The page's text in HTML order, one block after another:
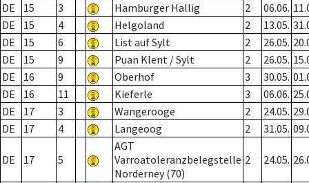
DE
15 3 Hamburger Hallig 2 06.06.
DE
15 4 Helgoland 2 13.05.
DE
15 6 List auf Sylt 2 26.05.
DE
15 9 Puan Klent / Sylt 2 26.05.
DE
16 9 Oberhof 3 30.05.
DE
16 11 Kieferle 3 06.06.
DE
17 3 Wangerooge 2 24.05.
DE
17 4 Langeoog 2 31.05.
DE 17 5
AGT
Varroatoleranzbelegstelle
Norderney (70)
2 24.05.